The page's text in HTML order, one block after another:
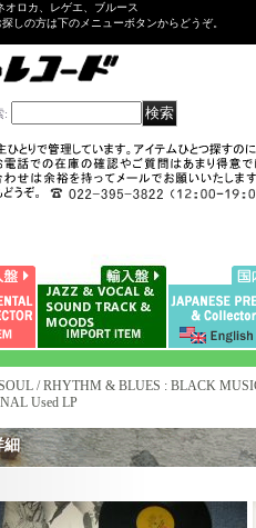
ロカ、レゲエ、ブルース
しの方は下のメニューボタンからどうぞ。
:
/ RHYTHM & BLUES : BLACK
Used LP
細